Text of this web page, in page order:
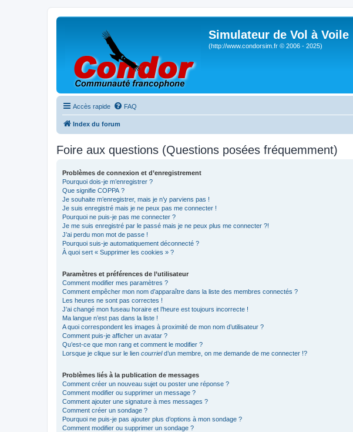
Simulateur de Vol à Voile
(http://www.condorsim.fr © 2006 - 2025)
Accès rapide FAQ
Index du forum
Foire aux questions (Questions posées fréquemment)
Problèmes de connexion et d’enregistrement
Pourquoi dois-je m’enregistrer ?
Que signifie COPPA ?
Je souhaite m’enregistrer, mais je n’y parviens pas !
Je suis enregistré mais je ne peux pas me connecter !
Pourquoi ne puis-je pas me connecter ?
Je me suis enregistré par le passé mais je ne peux plus me connecter ?!
J’ai perdu mon mot de passe !
Pourquoi suis-je automatiquement déconnecté ?
À quoi sert « Supprimer les cookies » ?
Paramètres et préférences de l’utilisateur
Comment modifier mes paramètres ?
Comment empêcher mon nom d’apparaître dans la liste des membres connectés ?
Les heures ne sont pas correctes !
J’ai changé mon fuseau horaire et l’heure est toujours incorrecte !
Ma langue n’est pas dans la liste !
A quoi correspondent les images à proximité de mon nom d’utilisateur ?
Comment puis-je afficher un avatar ?
Qu’est-ce que mon rang et comment le modifier ?
Lorsque je clique sur le lien courrield’un membre, on me demande de me connecter !?
Problèmes liés à la publication de messages
Comment créer un nouveau sujet ou poster une réponse ?
Comment modifier ou supprimer un message ?
Comment ajouter une signature à mes messages ?
Comment créer un sondage ?
Pourquoi ne puis-je pas ajouter plus d’options à mon sondage ?
Comment modifier ou supprimer un sondage ?